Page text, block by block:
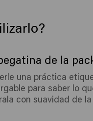
de la
una práctica
para saber lo
con suavidad de